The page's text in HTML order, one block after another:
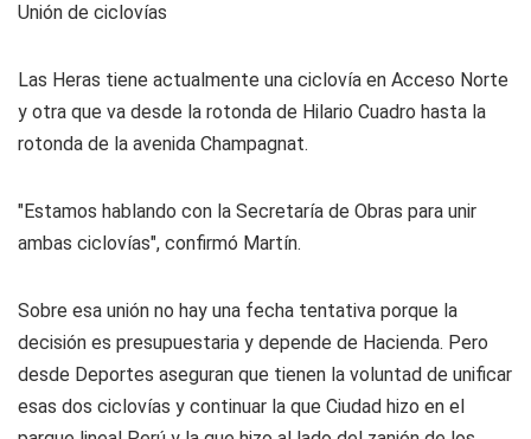
Unión de ciclovías
Las Heras tiene actualmente una ciclovía en Acceso Norte
y otra que va desde la rotonda de Hilario Cuadro hasta la
rotonda de la avenida Champagnat.
"Estamos hablando con la Secretaría de Obras para unir
ambas ciclovías", confirmó Martín.
Sobre esa unión no hay una fecha tentativa porque la
decisión es presupuestaria y depende de Hacienda. Pero
desde Deportes aseguran que tienen la voluntad de unificar
esas dos ciclovías y continuar la que Ciudad hizo en el